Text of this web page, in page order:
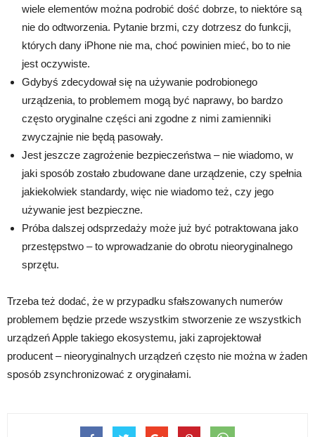
wiele elementów można podrobić dość dobrze, to niektóre są
nie do odtworzenia. Pytanie brzmi, czy dotrzesz do funkcji,
których dany iPhone nie ma, choć powinien mieć, bo to nie
jest oczywiste.
Gdybyś zdecydował się na używanie podrobionego
urządzenia, to problemem mogą być naprawy, bo bardzo
często oryginalne części ani zgodne z nimi zamienniki
zwyczajnie nie będą pasowały.
Jest jeszcze zagrożenie bezpieczeństwa – nie wiadomo, w
jaki sposób zostało zbudowane dane urządzenie, czy spełnia
jakiekolwiek standardy, więc nie wiadomo też, czy jego
używanie jest bezpieczne.
Próba dalszej odsprzedaży może już być potraktowana jako
przestępstwo – to wprowadzanie do obrotu nieoryginalnego
sprzętu.
Trzeba też dodać, że w przypadku sfałszowanych numerów
problemem będzie przede wszystkim stworzenie ze wszystkich
urządzeń Apple takiego ekosystemu, jaki zaprojektował
producent – nieoryginalnych urządzeń często nie można w żaden
sposób zsynchronizować z oryginałami.